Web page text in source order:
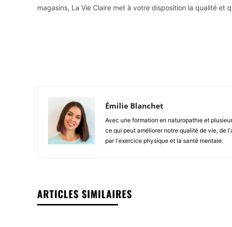
magasins, La Vie Claire met à votre disposition la qualité et
Émilie Blanchet
Avec une formation en naturopathie et
ce qui peut améliorer notre qualité de vie, de
par l'exercice physique et la santé mentale.
ARTICLES SIMILAIRES